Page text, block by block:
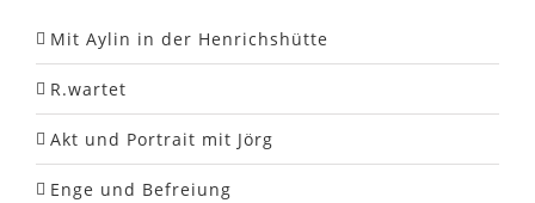
Mit Aylin in der Henrichshütte
R.wartet
Akt und Portrait mit Jörg
Enge und Befreiung